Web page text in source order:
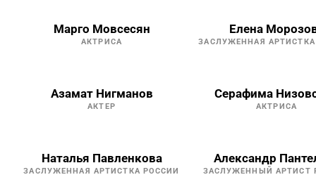
Марго Мовсесян
АКТРИСА
Елена
ЗАСЛУЖЕННАЯ
Азамат Нигманов
АКТЕР
Серафима
АКТРИСА
Наталья Павленкова
ЗАСЛУЖЕННАЯ АРТИСТКА РОССИИ
Александр
ЗАСЛУЖЕННЫЙ АРТИСТ